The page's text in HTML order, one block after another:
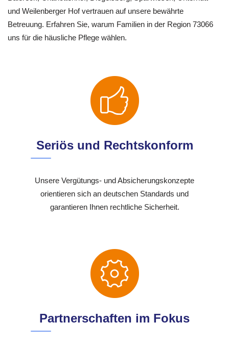
und Weilenberger Hof vertrauen auf unsere bewährte
Betreuung. Erfahren Sie, warum Familien in der Region 73066
uns für die häusliche Pflege wählen.
Seriös und Rechtskonform
Unsere Vergütungs- und Absicherungskonzepte
orientieren sich an deutschen Standards und
garantieren Ihnen rechtliche Sicherheit.
Partnerschaften im Fokus